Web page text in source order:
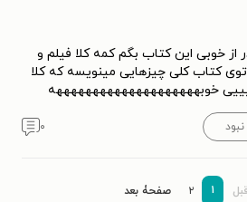
از خوبی این کتاب بگم کمه کلا فیلم و
کتاب کلی چیزهایی مینویسه که کلا
خوبههههههههههههههههههههه
۰
۱ ۲ صفحۀ بعد